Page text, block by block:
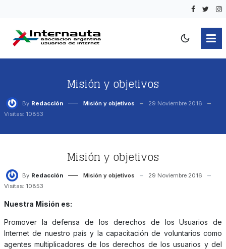
Misión y objetivos
By Redacción Misión y objetivos
29 Noviembre 2016
Visitas: 10853
Misión y objetivos
By Redacción Misión y objetivos
29 Noviembre 2016
Visitas: 10853
Nuestra Misión es:
Promover la defensa de los derechos de los Usuarios de
Internet de nuestro país y la capacitación de voluntarios como
agentes multiplicadores de los derechos de los usuarios y del